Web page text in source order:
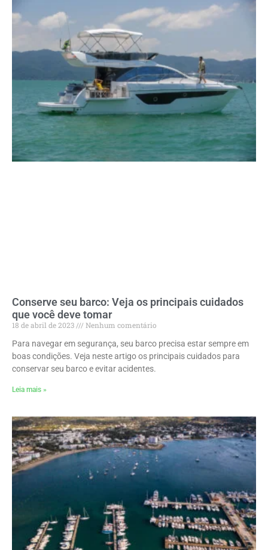
Conserve seu barco: Veja os principais cuidados
que você deve tomar
18 de abril de 2023
Nenhum comentário
Para navegar em segurança, seu barco precisa estar sempre em
boas condições. Veja neste artigo os principais cuidados para
conservar seu barco e evitar acidentes.
Leia mais »